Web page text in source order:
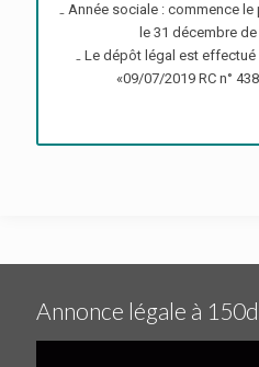
₋ Année sociale : commence
le 31 décembre
₋ Le dépôt légal est effectué
«09/07/2019 RC n°
Annonce légale à